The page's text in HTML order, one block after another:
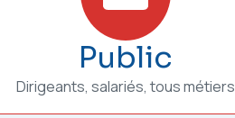
Public
Dirigeants, salariés, tous métiers